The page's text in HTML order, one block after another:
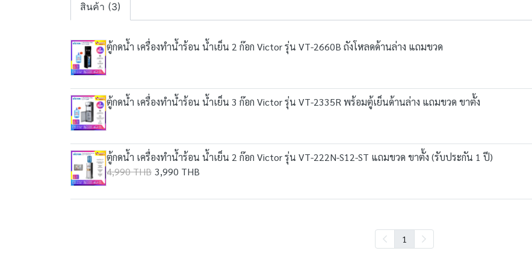
สินค้า (3)
ตู้กดน้ำ เครื่องทำน้ำร้อน น้ำเย็น 2 ก๊อก Victor รุ่น VT-2660B ถังโหลดด้านล่าง แถมขวด
ตู้กดน้ำ เครื่องทำน้ำร้อน น้ำเย็น 3 ก๊อก Victor รุ่น VT-2335R พร้อมตู้เย็นด้านล่าง แถมขวด ขาตั้ง
ตู้กดน้ำ เครื่องทำน้ำร้อน น้ำเย็น 2 ก๊อก Victor รุ่น VT-222N-S12-ST แถมขวด ขาตั้ง (รับประกัน 1 ปี)
4,990 THB 3,990 THB
1